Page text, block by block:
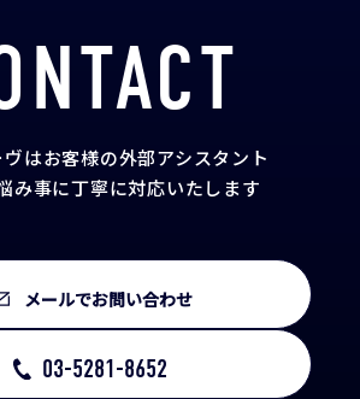
はお客様の外部アシスタント
み事に丁寧に対応いたします
メールでお問い合わせ
03-5281-8652